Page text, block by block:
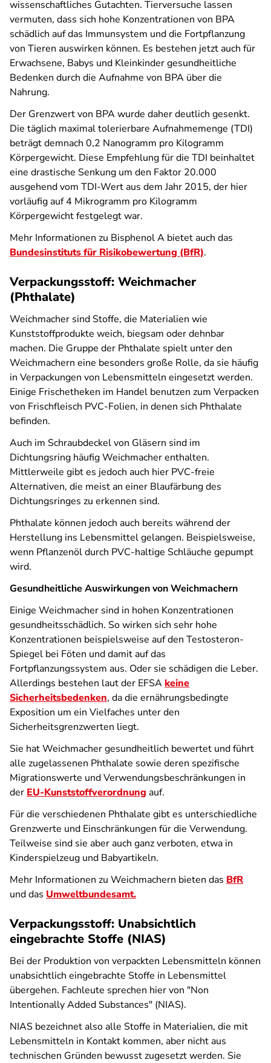
wissenschaftliches Gutachten. Tierversuche lassen
vermuten, dass sich hohe Konzentrationen von BPA
schädlich auf das Immunsystem und die Fortpflanzung
von Tieren auswirken können. Es bestehen jetzt auch für
Erwachsene, Babys und Kleinkinder gesundheitliche
Bedenken durch die Aufnahme von BPA über die
Nahrung.
Der Grenzwert von BPA wurde daher deutlich gesenkt.
Die täglich maximal tolerierbare Aufnahmemenge (TDI)
beträgt demnach 0,2 Nanogramm pro Kilogramm
Körpergewicht. Diese Empfehlung für die TDI beinhaltet
eine drastische Senkung um den Faktor 20.000
ausgehend vom TDI-Wert aus dem Jahr 2015, der hier
vorläufig auf 4 Mikrogramm pro Kilogramm
Körpergewicht festgelegt war.
Mehr Informationen zu Bisphenol A bietet auch das
Bundesinstituts für Risikobewertung (BfR).
Verpackungsstoff: Weichmacher
(Phthalate)
Weichmacher sind Stoffe, die Materialien wie
Kunststoffprodukte weich, biegsam oder dehnbar
machen. Die Gruppe der Phthalate spielt unter den
Weichmachern eine besonders große Rolle, da sie häufig
in Verpackungen von Lebensmitteln eingesetzt werden.
Einige Frischetheken im Handel benutzen zum Verpacken
von Frischfleisch PVC-Folien, in denen sich Phthalate
befinden.
Auch im Schraubdeckel von Gläsern sind im
Dichtungsring häufig Weichmacher enthalten.
Mittlerweile gibt es jedoch auch hier PVC-freie
Alternativen, die meist an einer Blaufärbung des
Dichtungsringes zu erkennen sind.
Phthalate können jedoch auch bereits während der
Herstellung ins Lebensmittel gelangen. Beispielsweise,
wenn Pflanzenöl durch PVC-haltige Schläuche gepumpt
wird.
Gesundheitliche Auswirkungen von Weichmachern
Einige Weichmacher sind in hohen Konzentrationen
gesundheitsschädlich. So wirken sich sehr hohe
Konzentrationen beispielsweise auf den Testosteron-
Spiegel bei Föten und damit auf das
Fortpflanzungssystem aus. Oder sie schädigen die Leber.
Allerdings bestehen laut der EFSA keine
Sicherheitsbedenken, da die ernährungsbedingte
Exposition um ein Vielfaches unter den
Sicherheitsgrenzwerten liegt.
Sie hat Weichmacher gesundheitlich bewertet und führt
alle zugelassenen Phthalate sowie deren spezifische
Migrationswerte und Verwendungsbeschränkungen in
der EU-Kunststoffverordnung auf.
Für die verschiedenen Phthalate gibt es unterschiedliche
Grenzwerte und Einschränkungen für die Verwendung.
Teilweise sind sie aber auch ganz verboten, etwa in
Kinderspielzeug und Babyartikeln.
Mehr Informationen zu Weichmachern bieten das BfR
und das Umweltbundesamt.
Verpackungsstoff: Unabsichtlich
eingebrachte Stoffe (NIAS)
Bei der Produktion von verpackten Lebensmitteln können
unabsichtlich eingebrachte Stoffe in Lebensmittel
übergehen. Fachleute sprechen hier von "Non
Intentionally Added Substances" (NIAS).
NIAS bezeichnet also alle Stoffe in Materialien, die mit
Lebensmitteln in Kontakt kommen, aber nicht aus
technischen Gründen bewusst zugesetzt werden. Sie